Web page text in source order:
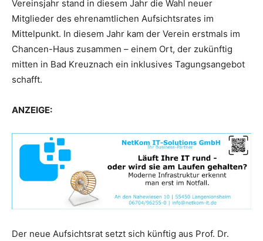
Vereinsjahr stand in diesem Jahr die Wahl neuer
Mitglieder des ehrenamtlichen Aufsichtsrates im
Mittelpunkt. In diesem Jahr kam der Verein erstmals im
Chancen-Haus zusammen – einem Ort, der zukünftig
mitten in Bad Kreuznach ein inklusives Tagungsangebot
schafft.
ANZEIGE:
Der neue Aufsichtsrat setzt sich künftig aus Prof. Dr.